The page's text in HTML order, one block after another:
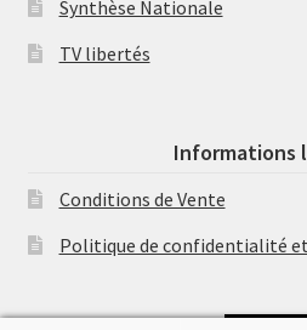
Synthèse Nationale
TV libertés
Informations
Conditions de Vente
Politique de confidentialité